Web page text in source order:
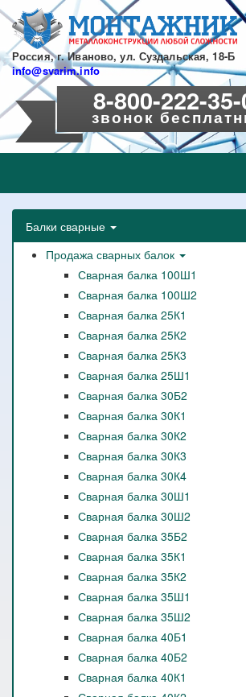
Перейти
основному
содержанию
Россия, г. Иваново, ул. Суздальская, 18-Б
info@svarim.info
8-800-222-
звонок
Балки сварные
Продажа сварных балок
Сварная балка 100Ш1
Сварная балка 100Ш2
Сварная балка 25К1
Сварная балка 25К2
Сварная балка 25К3
Сварная балка 25Ш1
Сварная балка 30Б2
Сварная балка 30К1
Сварная балка 30К2
Сварная балка 30К3
Сварная балка 30К4
Сварная балка 30Ш1
Сварная балка 30Ш2
Сварная балка 35Б2
Сварная балка 35К1
Сварная балка 35К2
Сварная балка 35Ш1
Сварная балка 35Ш2
Сварная балка 40Б1
Сварная балка 40Б2
Сварная балка 40К1